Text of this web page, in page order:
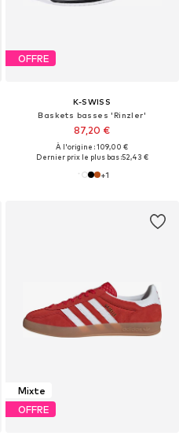
OFFRE
K-SWISS
Baskets basses 'Rinzler'
87,20 €
À l'origine : 109,00 €
Dernier prix le plus bas :52,43 €
+1
Mixte
OFFRE